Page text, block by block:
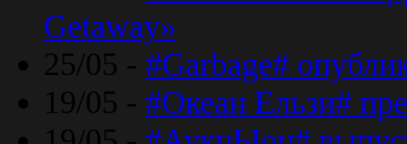
Getaway»
25/05 - #Garbage#
19/05 - #Океан Ельзи#